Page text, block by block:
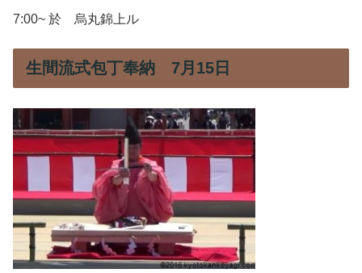
7:00~ 於 烏丸錦上ル
生間流式包丁奉納 7月15日